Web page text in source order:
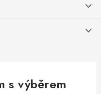
s výběrem